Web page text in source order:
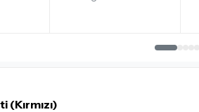
(Kırmızı)